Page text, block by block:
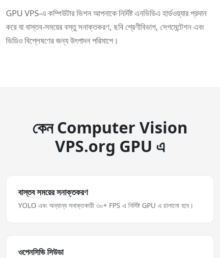
GPU VPS-এ কম্পিউটার ভিশন আপনাকে নির্দিষ্ট এনভিডিএ হার্ডওয়্যার প্রদান
করে যা বাস্তব-সময়ের বস্তু সনাক্তকরণ, ছবি শ্রেণীবিভাগ, সেগমেন্টেশন এবং
ভিডিও বিশ্লেষণের জন্য উৎপাদন পরিমাপে।
কেন Computer Vision
VPS.org GPU এ
বাস্তব সময়ের সনাক্তকরণ
YOLO এবং অন্যান্য সনাক্তকারী ৩০+ FPS এ নির্দিষ্ট GPU এ চালানো হবে।
ওপেনসিভি সিউডা